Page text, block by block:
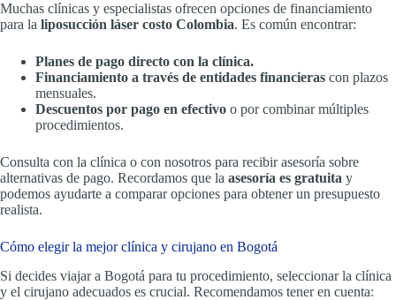
Muchas clínicas y especialistas ofrecen opciones de financiamiento
para la liposucción láser costo Colombia. Es común encontrar:
Planes de pago directo con la clínica.
Financiamiento a través de entidades financieras con plazos
mensuales.
Descuentos por pago en efectivo o por combinar múltiples
procedimientos.
Consulta con la clínica o con nosotros para recibir asesoría sobre
alternativas de pago. Recordamos que la asesoría es gratuita y
podemos ayudarte a comparar opciones para obtener un presupuesto
realista.
Cómo elegir la mejor clínica y cirujano en Bogotá
Si decides viajar a Bogotá para tu procedimiento, seleccionar la clínica
y el cirujano adecuados es crucial. Recomendamos tener en cuenta: